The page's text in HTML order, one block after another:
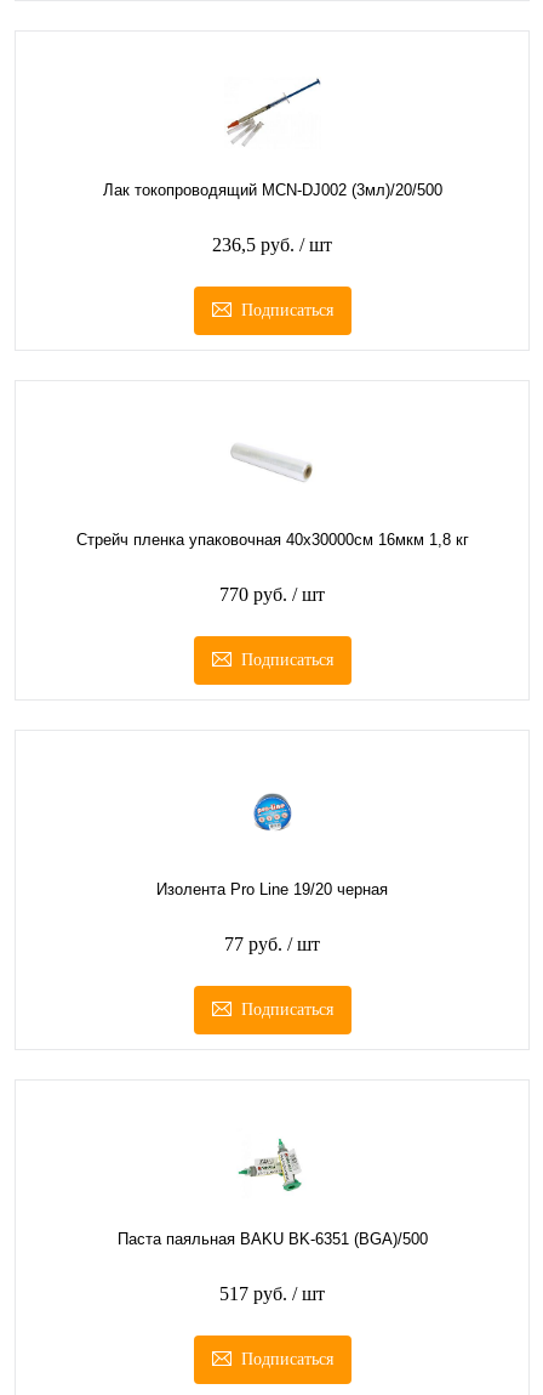
Лак токопроводящий MCN-DJ002 (3мл)/20/500
236,5 руб. / шт
Подписаться
Стрейч пленка упаковочная 40х30000см 16мкм 1,8 кг
770 руб. / шт
Подписаться
Изолента Pro Line 19/20 черная
77 руб. / шт
Подписаться
Паста паяльная BAKU BK-6351 (BGA)/500
517 руб. / шт
Подписаться